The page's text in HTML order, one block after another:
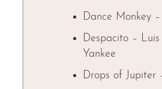
Dance Monkey –
Despacito –
Yankee
Drops of Jupiter